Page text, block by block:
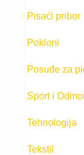
Pisaći pribor
Pokloni
Posuđe za
Sport i
Tehnologija
Tekstil